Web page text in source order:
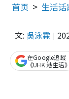
首页 生活话
文: 吳泳霖
在Google追蹤
《UHK 港生活》